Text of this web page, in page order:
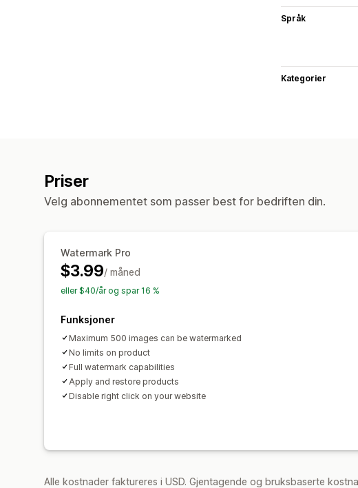
Språk
Kategorier
Priser
Velg abonnementet som passer best for bedriften din.
Watermark Pro
$3.99/ måned
eller $40/år og spar 16 %
Funksjoner
Maximum 500 images can be watermarked
No limits on product
Full watermark capabilities
Apply and restore products
Disable right click on your website
Alle kostnader faktureres i USD. Gjentagende og bruksbaserte